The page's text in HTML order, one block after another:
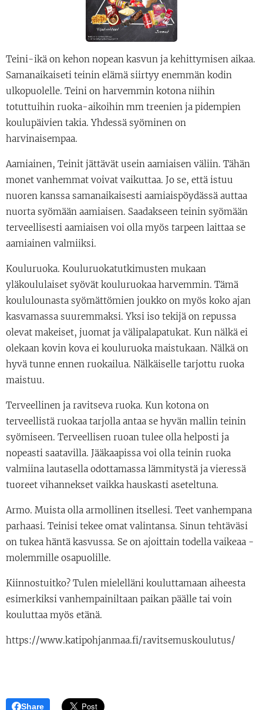
Teini-ikä on kehon nopean kasvun ja kehittymisen aikaa.
Samanaikaiseti teinin elämä siirtyy enemmän kodin
ulkopuolelle. Teini on harvemmin kotona niihin
totuttuihin ruoka-aikoihin mm treenien ja pidempien
koulupäivien takia. Yhdessä syöminen on
harvinaisempaa.
Aamiainen, Teinit jättävät usein aamiaisen väliin. Tähän
monet vanhemmat voivat vaikuttaa. Jo se, että istuu
nuoren kanssa samanaikaisesti aamiaispöydässä auttaa
nuorta syömään aamiaisen. Saadakseen teinin syömään
terveellisesti aamiaisen voi olla myös tarpeen laittaa se
aamiainen valmiiksi.
Kouluruoka. Kouluruokatutkimusten mukaan
yläkoululaiset syövät kouluruokaa harvemmin. Tämä
koululounasta syömättömien joukko on myös koko ajan
kasvamassa suuremmaksi. Yksi iso tekijä on repussa
olevat makeiset, juomat ja välipalapatukat. Kun nälkä ei
olekaan kovin kova ei kouluruoka maistukaan. Nälkä on
hyvä tunne ennen ruokailua. Nälkäiselle tarjottu ruoka
maistuu.
Terveellinen ja ravitseva ruoka. Kun kotona on
terveellistä ruokaa tarjolla antaa se hyvän mallin teinin
syömiseen. Terveellisen ruoan tulee olla helposti ja
nopeasti saatavilla. Jääkaapissa voi olla teinin ruoka
valmiina lautasella odottamassa lämmitystä ja vieressä
tuoreet vihannekset vaikka hauskasti aseteltuna.
Armo. Muista olla armollinen itsellesi. Teet vanhempana
parhaasi. Teinisi tekee omat valintansa. Sinun tehtäväsi
on tukea häntä kasvussa. Se on ajoittain todella vaikeaa -
molemmille osapuolille.
Kiinnostuitko? Tulen mielelläni kouluttamaan aiheesta
esimerkiksi vanhempainiltaan paikan päälle tai voin
kouluttaa myös etänä.
https://www.katipohjanmaa.fi/ravitsemuskoulutus/
Share